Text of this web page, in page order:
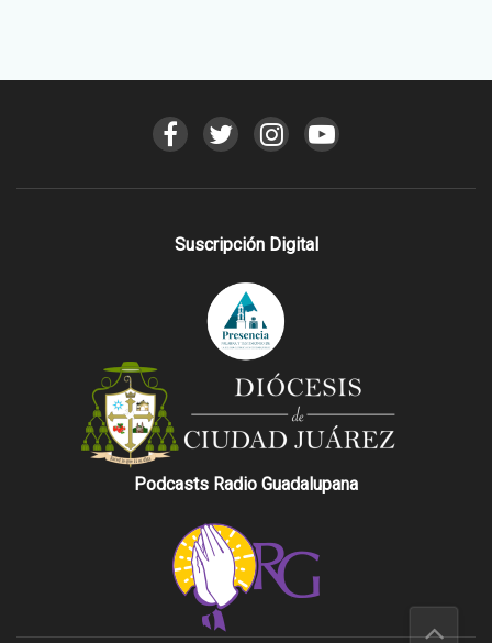
Suscripción Digital
Podcasts Radio Guadalupana